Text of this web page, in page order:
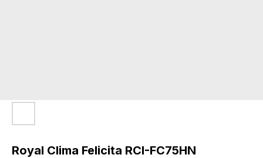
Royal Clima Felicita RCI-FC75HN